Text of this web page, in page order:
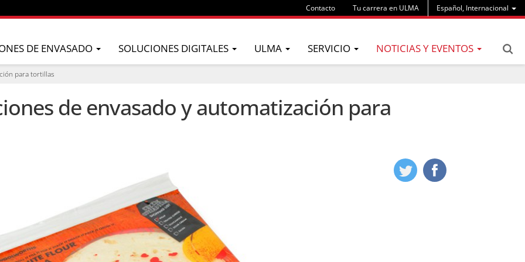
Español, Internacional
Contacto Tu carrera en ULMA
DE ENVASADO SOLUCIONES DIGITALES ULMA SERVICIO NOTICIAS Y EVENTOS
para tortillas
de envasado y automatización para